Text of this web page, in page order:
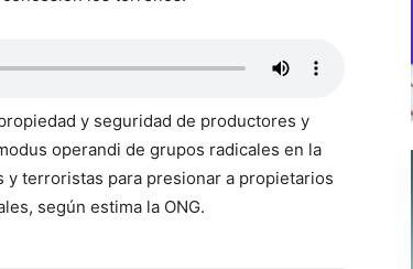
y seguridad de productores y
operandi de grupos radicales en la
terroristas para presionar a propietarios
según estima la ONG.